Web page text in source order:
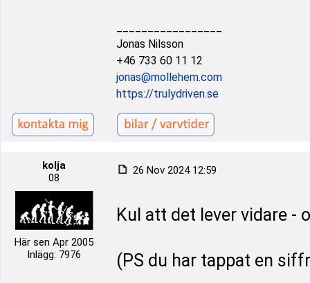
Jonas Nilsson
+46 733 60 11 12
jonas@mollehem.com
https://trulydriven.se
kolja
08
Här sen Apr 2005
Inlägg: 7976
26 Nov 2024 12:59
Kul att det lever vidare -
(PS du har tappat en